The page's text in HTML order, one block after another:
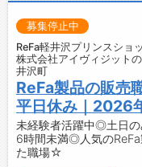
◇ホテル
◆適度な
◇体を動
◆丁寧な
◇チーム
◆もくも
募集停止中
ReFa軽井沢プリンスショ
株式会社アイヴィジット
井沢町
ReFa製品の販売
平日休み｜2026
未経験者活躍中◎土日の
6時間未満◎人気の
た職場☆